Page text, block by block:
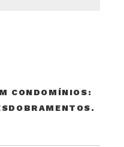
CONDOMÍNIOS: